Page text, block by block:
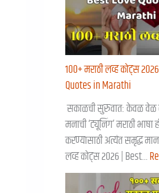
१००+ मराठी लव्ह कोट्स
Quotes in Marathi
सकाळची सुरुवात: केवळ वेळ
मनाची ‘ट्यूनिंग’ मराठी भाषा
करण्यासाठी अत्यंत समृद्ध
लव्ह कोट्स २०२६ | Best…